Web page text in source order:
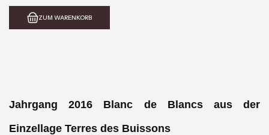
ZUM WARENKORB
Jahrgang 2016 Blanc de Blancs aus der
Einzellage Terres des Buissons